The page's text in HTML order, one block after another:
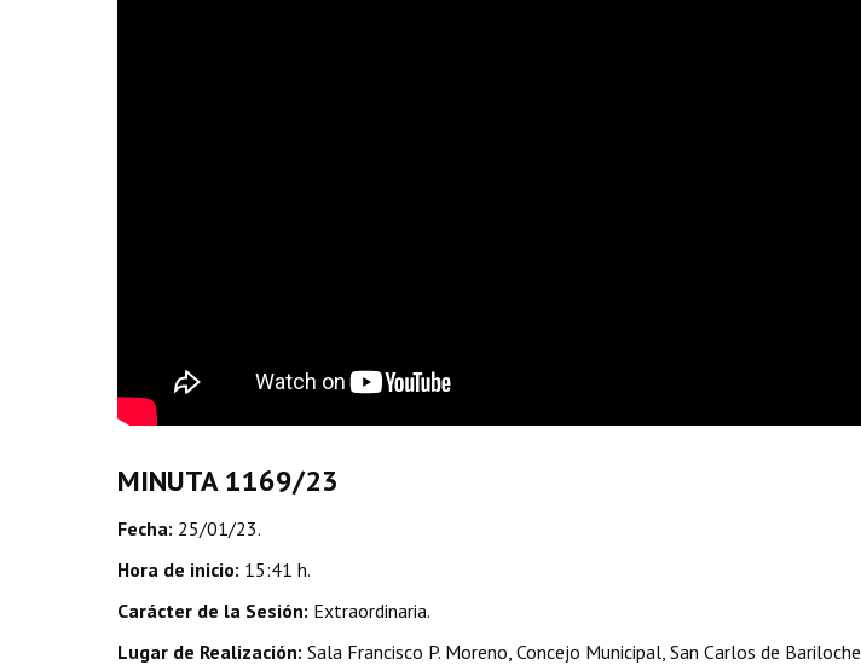
MINUTA 1169/23
Fecha: 25/01/23.
Hora de inicio: 15:41 h.
Carácter de la Sesión: Extraordinaria.
Lugar de Realización: Sala Francisco P. Moreno, Concejo Municipal, San Carlos de